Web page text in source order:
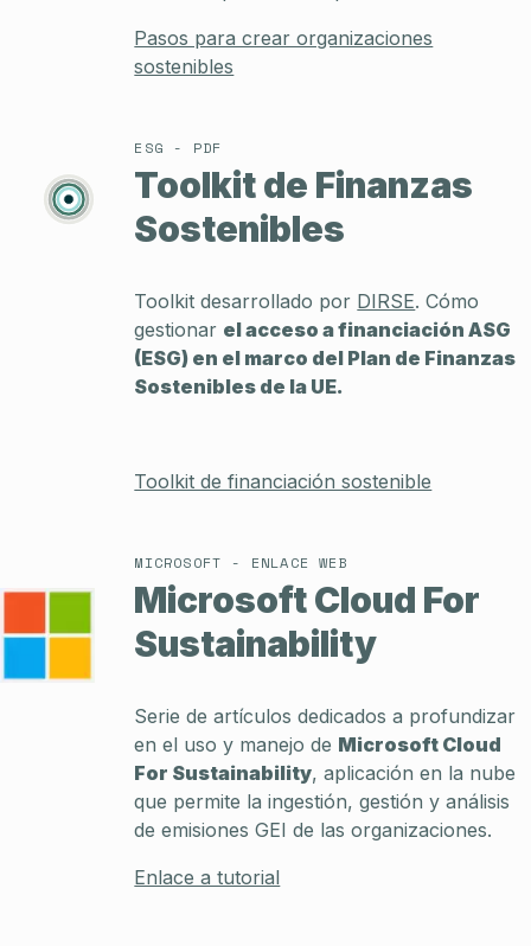
Pasos para crear organizaciones
sostenibles
ESG - PDF
Toolkit de Finanzas
Sostenibles
Toolkit desarrollado por DIRSE. Cómo
gestionar el acceso a financiación ASG
(ESG) en el marco del Plan de Finanzas
Sostenibles de la UE.
Toolkit de financiación sostenible
MICROSOFT - ENLACE WEB
Microsoft Cloud For
Sustainability
Serie de artículos dedicados a profundizar
en el uso y manejo de Microsoft Cloud
For Sustainability, aplicación en la nube
que permite la ingestión, gestión y análisis
de emisiones GEI de las organizaciones.
Enlace a tutorial